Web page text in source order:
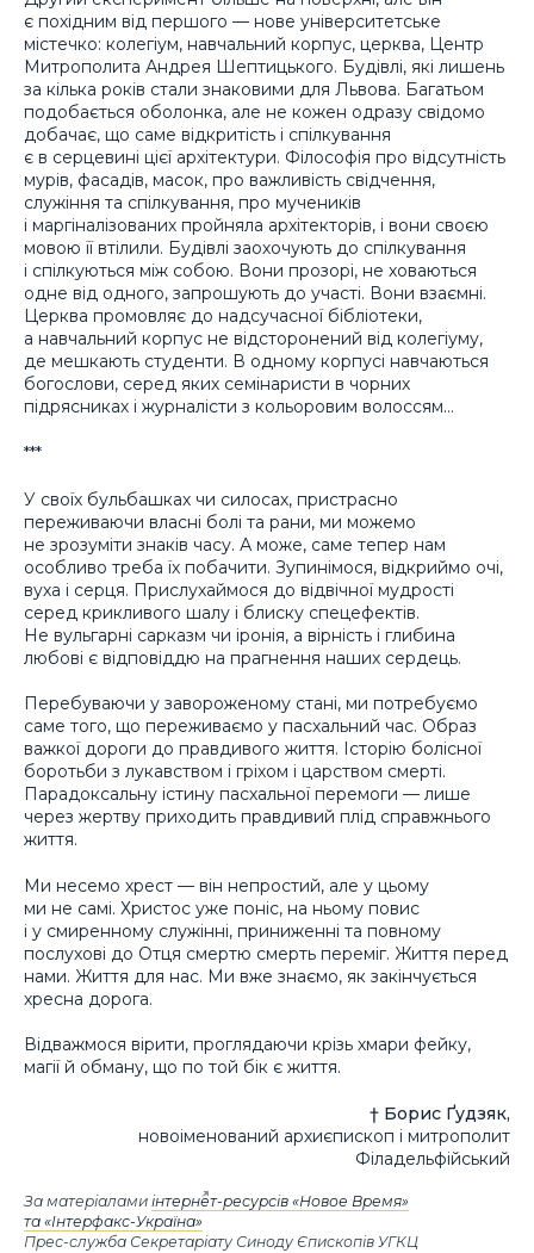
є похідним від першого — нове університетське
містечко: колегіум, навчальний корпус, церква, Центр
Митрополита Андрея Шептицького. Будівлі, які лишень
за кілька років стали знаковими для Львова. Багатьом
подобається оболонка, але не кожен одразу свідомо
добачає, що саме відкритість і спілкування
є в серцевині цієї архітектури. Філософія про відсутність
мурів, фасадів, масок, про важливість свідчення,
служіння та спілкування, про мучеників
і маргіналізованих пройняла архітекторів, і вони своєю
мовою її втілили. Будівлі заохочують до спілкування
і спілкуються між собою. Вони прозорі, не ховаються
одне від одного, запрошують до участі. Вони взаємні.
Церква промовляє до надсучасної бібліотеки,
а навчальний корпус не відсторонений від колегіуму,
де мешкають студенти. В одному корпусі навчаються
богослови, серед яких семінаристи в чорних
підрясниках і журналісти з кольоровим волоссям…
***
У своїх бульбашках чи силосах, пристрасно
переживаючи власні болі та рани, ми можемо
не зрозуміти знаків часу. А може, саме тепер нам
особливо треба їх побачити. Зупинімося, відкриймо очі,
вуха і серця. Прислухаймося до відвічної мудрості
серед крикливого шалу і блиску спецефектів.
Не вульгарні сарказм чи іронія, а вірність і глибина
любові є відповіддю на прагнення наших сердець.
Перебуваючи у завороженому стані, ми потребуємо
саме того, що переживаємо у пасхальний час. Образ
важкої дороги до правдивого життя. Історію болісної
боротьби з лукавством і гріхом і царством смерті.
Парадоксальну істину пасхальної перемоги — лише
через жертву приходить правдивий плід справжнього
життя.
Ми несемо хрест — він непростий, але у цьому
ми не самі. Христос уже поніс, на ньому повис
і у смиренному служінні, приниженні та повному
послухові до Отця смертю смерть переміг. Життя перед
нами. Життя для нас. Ми вже знаємо, як закінчується
хресна дорога.
Відважмося вірити, проглядаючи крізь хмари фейку,
магії й обману, що по той бік є життя.
† Борис Ґудзяк,
новоіменований архиєпископ і митрополит
Філадельфійський
За матеріалами інтернет-ресурсів «Новое Время»
та «Інтерфакс-Україна»
Прес-служба Секретаріату Синоду Єпископів УГКЦ